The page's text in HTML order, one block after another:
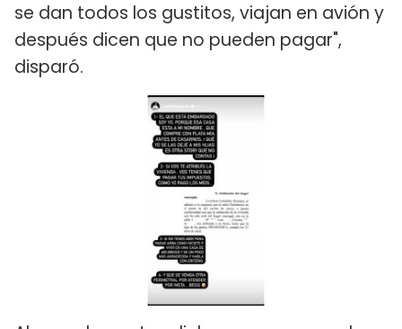
se dan todos los gustitos, viajan en avión y
después dicen que no pueden pagar",
disparó.